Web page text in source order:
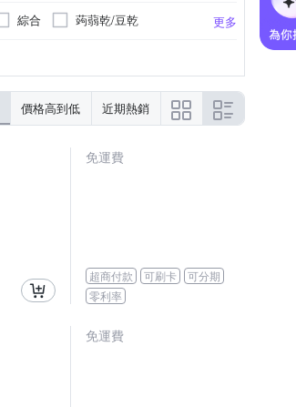
更多
綜合
蒟蒻乾/豆乾
價格高到低 近期熱銷
免運費
超商付款 可刷卡
可分期
零利率
免運費